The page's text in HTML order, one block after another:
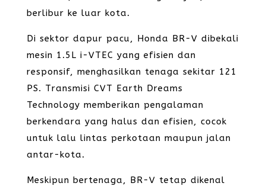
berlibur ke luar kota.
Di sektor dapur pacu, Honda BR-V dibekali
mesin 1.5L i-VTEC yang efisien dan
responsif, menghasilkan tenaga sekitar 121
PS. Transmisi CVT Earth Dreams
Technology memberikan pengalaman
berkendara yang halus dan efisien, cocok
untuk lalu lintas perkotaan maupun jalan
antar-kota.
Meskipun bertenaga, BR-V tetap dikenal